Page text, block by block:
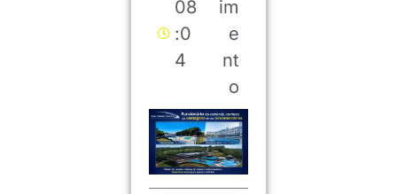
08
:0
4
im
e
nt
o